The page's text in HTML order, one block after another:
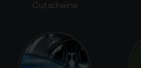
Gutscheine